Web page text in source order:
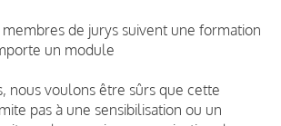
membres de jurys suivent une formation
un module
nous voulons être sûrs que cette
pas à une sensibilisation ou un